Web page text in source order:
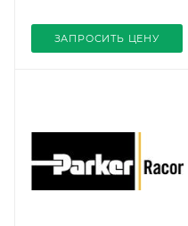
ЗАПРОСИТЬ ЦЕНУ